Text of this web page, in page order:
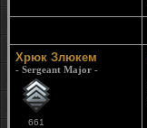
Хрюк Злюкем
- Sergeant Major -
661